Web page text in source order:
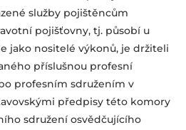
služby pojištěncům
pojišťovny, tj. působí u
jako nositelé výkonů, je držiteli
příslušnou profesní
profesním sdružením v
předpisy této komory
sdružení osvědčujícího